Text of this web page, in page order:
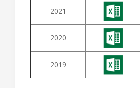
2021
2020
2019